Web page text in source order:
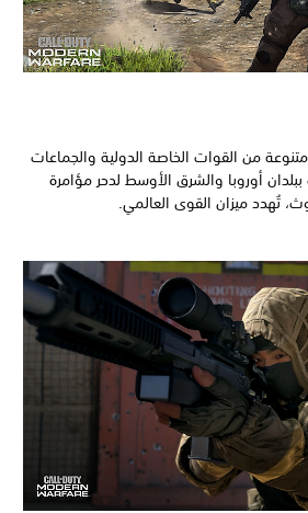
من القوات الخاصة الدولية والجماعات
أوروبا والشرق الأوسط لدحر مؤامرة
تُهدد ميزان القوى العالمي.